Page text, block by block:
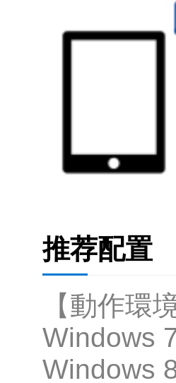
推荐配置
【動作環
Windows
Windows